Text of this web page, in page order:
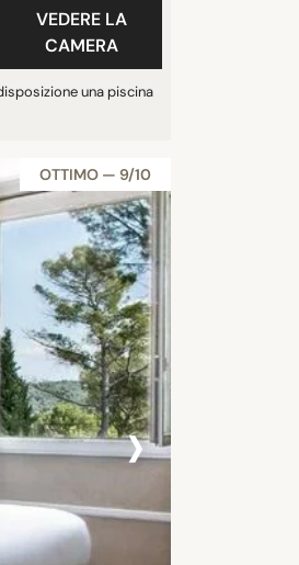
VEDERE LA
CAMERA
una piscina
OTTIMO — 9/10
›